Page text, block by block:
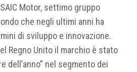
Motor, settimo gruppo
che negli ultimi anni ha
di sviluppo e innovazione.
Regno Unito il marchio è stato
dell’anno” nel segmento dei